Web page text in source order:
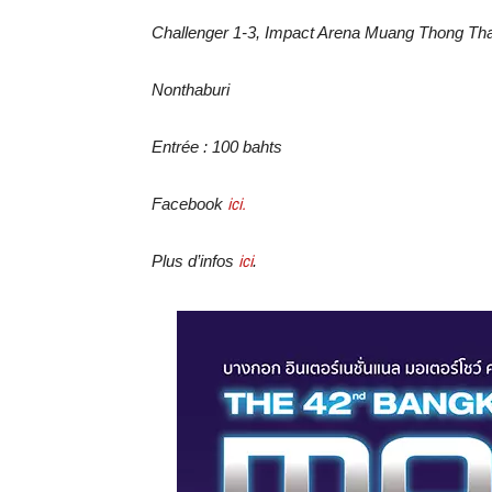
Challenger 1-3, Impact Arena Muang Thong
Nonthaburi
Entrée : 100 bahts
Facebook ici.
Plus d’infos ici.